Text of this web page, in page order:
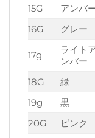
15G
アンバ
16G
グレー
17g
ライト
ンバー
18G 緑
19g
黒
20G
ピンク